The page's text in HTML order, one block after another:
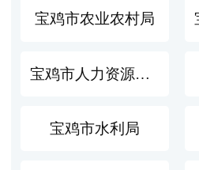
宝鸡市农业农村局
宝鸡市人力资源和社会保障局
宝鸡市水利局